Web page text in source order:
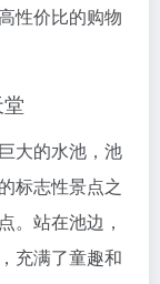
性价比的购物
大的水池，池
标志性景点之
。站在池边，
充满了童趣和